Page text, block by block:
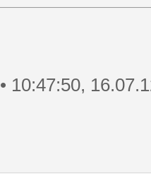
• 10:47:50,